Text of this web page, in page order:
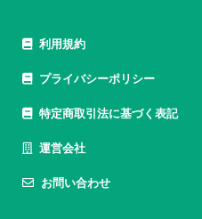
利用規約
プライバシーポリシー
特定商取引法に基づく表記
運営会社
お問い合わせ